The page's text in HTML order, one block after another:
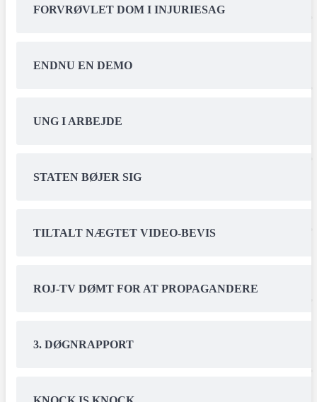
FORVRØVLET DOM I INJURIESAG
ENDNU EN DEMO
UNG I ARBEJDE
STATEN BØJER SIG
TILTALT NÆGTET VIDEO-BEVIS
ROJ-TV DØMT FOR AT PROPAGANDERE
3. DØGNRAPPORT